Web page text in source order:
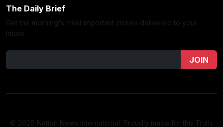
The Daily Brief
Get the morning's most important stories delivered to your
inbox.
JOIN
© 2026 Nation News International. Proudly made for the Truth.